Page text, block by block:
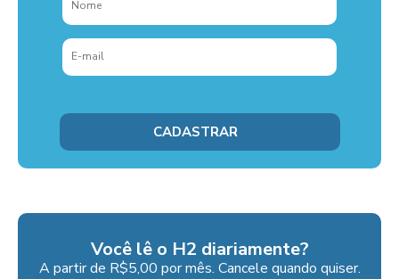
Você lê o H2 diariamente?
A partir de R$5,00 por mês. Cancele quando quiser.